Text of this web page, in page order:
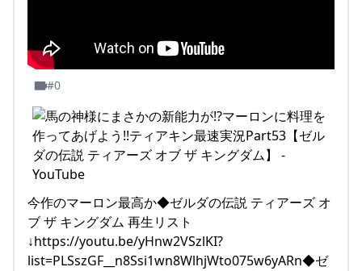
#0
今作のマーロン最高か◆ゼルダの伝説 ティアーズ オ
ブ ザ キングダム 再生リスト
↓https://youtu.be/yHnw2VSzlKI?
list=PLSszGF__n8Ssi1wn8WlhjWto075w6yARn◆ゼ